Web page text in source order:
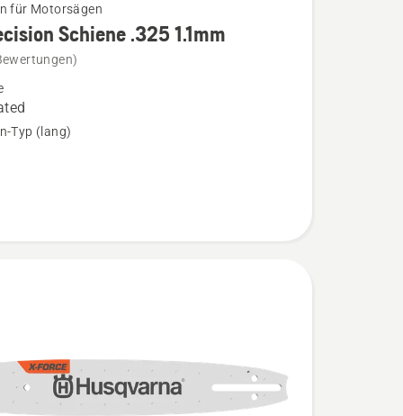
für Motorsägen
Schiene .325 1.1mm
Typ (lang)